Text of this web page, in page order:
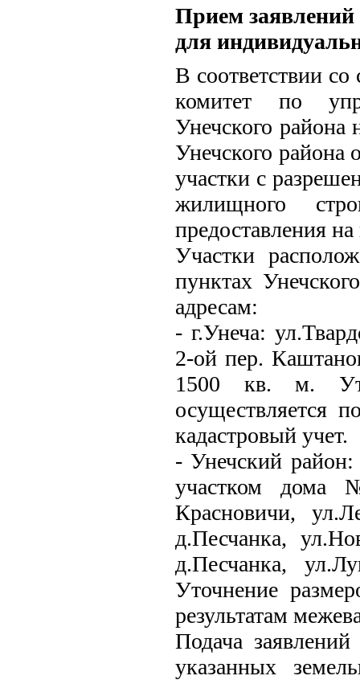
Прием заявлений
для
В соответствии со
комитет по
Унечского района
Унечского
участки с
жилищного
предоставления
Участки
пунктах
адресам:
- г.Унеча:
2-ой пер.
1500 кв. м.
осуществляется
кадастровый учет.
- Унечский
участком
Красновичи,
д.Песчанка,
д.Песчанка,
Уточнение
результатам
Подача
указанных